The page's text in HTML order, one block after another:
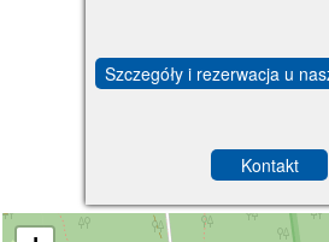
Szczegóły i rezerwacja u
Kontakt